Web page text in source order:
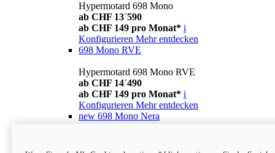
Hypermotard 698 Mono
ab CHF 13´590
ab CHF 149 pro Monat* i
Konfigurieren Mehr entdecken
698 Mono RVE
Hypermotard 698 Mono RVE
ab CHF 14´490
ab CHF 149 pro Monat* i
Konfigurieren Mehr entdecken
new 698 Mono Nera
ab CHF 13´990